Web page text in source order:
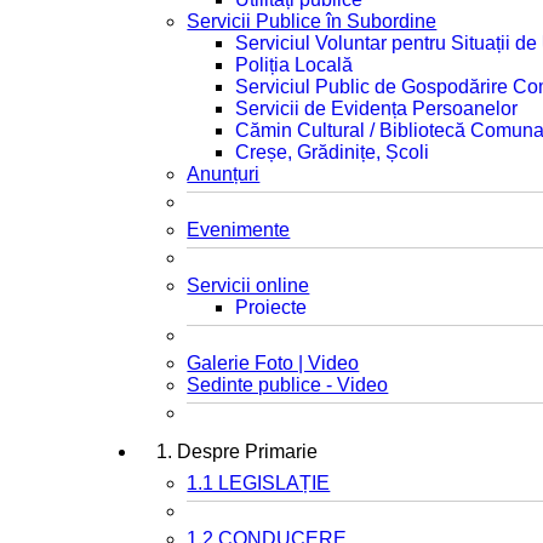
Servicii Publice în Subordine
Serviciul Voluntar pentru Situații de
Poliția Locală
Serviciul Public de Gospodărire
Servicii de Evidența Persoanelor
Cămin Cultural / Bibliotecă
Creșe, Grădinițe, Școli
Anunțuri
Evenimente
Servicii online
Proiecte
Galerie Foto | Video
Sedinte publice - Video
1. Despre Primarie
1.1 LEGISLAȚIE
1.2 CONDUCERE